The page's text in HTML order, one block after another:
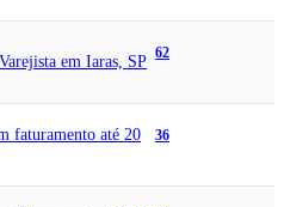
em Iaras, SP
62
faturamento até 20
36